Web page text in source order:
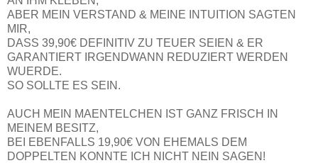
ABER MEIN VERSTAND & MEINE INTUITION SAGTEN
MIR,
DASS 39,90€ DEFINITIV ZU TEUER SEIEN & ER
GARANTIERT IRGENDWANN REDUZIERT WERDEN
WUERDE.
SO SOLLTE ES SEIN.
AUCH MEIN MAENTELCHEN IST GANZ FRISCH IN
MEINEM BESITZ,
BEI EBENFALLS 19,90€ VON EHEMALS DEM
DOPPELTEN KONNTE ICH NICHT NEIN SAGEN!